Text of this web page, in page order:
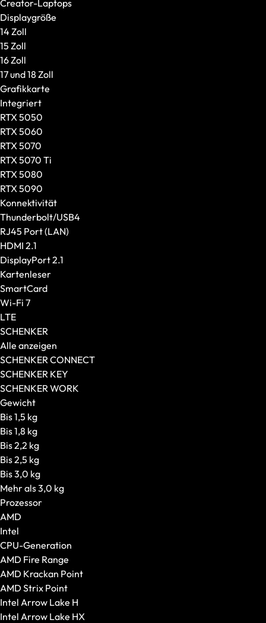
Creator-Laptops
Displaygröße
14 Zoll
15 Zoll
16 Zoll
17 und 18 Zoll
Grafikkarte
Integriert
RTX 5050
RTX 5060
RTX 5070
RTX 5070 Ti
RTX 5080
RTX 5090
Konnektivität
Thunderbolt/USB4
RJ45 Port (LAN)
HDMI 2.1
DisplayPort 2.1
Kartenleser
SmartCard
Wi-Fi 7
LTE
SCHENKER
Alle anzeigen
SCHENKER CONNECT
SCHENKER KEY
SCHENKER WORK
Gewicht
Bis 1,5 kg
Bis 1,8 kg
Bis 2,2 kg
Bis 2,5 kg
Bis 3,0 kg
Mehr als 3,0 kg
Prozessor
AMD
Intel
CPU-Generation
AMD Fire Range
AMD Krackan Point
AMD Strix Point
Intel Arrow Lake H
Intel Arrow Lake HX
Weiteres Zubehör
Marke / Modellserie
XMG
SCHENKER
Einsatzzweck
Gaming
Content Creation
Business und Education
VR / XR
Schnell lieferbare Prebuilds
Alle anzeigen
XMG x GameStar
Gaming-Laptops
Creator-Laptops
Größe und Gewicht
Displaygröße
Gewicht
GPU und CPU
Grafikkarte
Prozessor
CPU-Generation
Ausstattung
Konnektivität
Display-Features
Weitere Features
XMG
Modellserie
Editions
CPU
SCHENKER
Modellserie
Empfohlen für
Gaming-PCs
Alle anzeigen
Grafikkarte in Startkonfiguration
Konfigurierbare Grafikkarte
Gehäuseart
Gehäusegröße
Gehäuseausstattung
VR-Brillen
Alle anzeigen
Standalone VR-Brillen
PC-VR-Headsets